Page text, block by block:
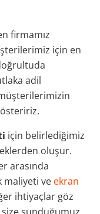
firmamız
için en
adil
için belirlediğimiz
oluşur.
arasında
maliyeti ve ekran
ihtiyaçlar göz